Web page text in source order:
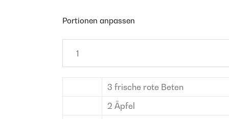
Portionen anpassen
3 frische rote Beten
2 Äpfel